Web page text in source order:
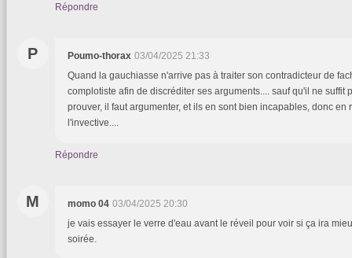
Répondre
P Poumo-thorax 03/04/2025 21:33
Quand la gauchiasse n'arrive pas à traiter son contradicteur de
complotiste afin de discréditer ses arguments.... sauf qu'il ne suffit
prouver, il faut argumenter, et ils en sont bien incapables, donc en
l'invective....
Répondre
M momo 04 03/04/2025 20:30
je vais essayer le verre d'eau avant le réveil pour voir si ça ira
soirée.